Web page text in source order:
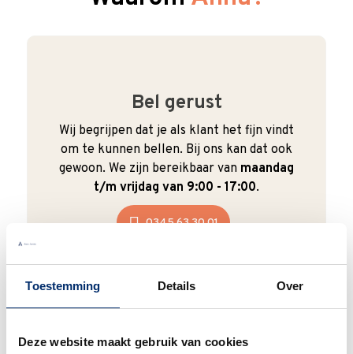
Toestemming Details Over
Deze website maakt gebruik van cookies
Bel gerust
Wij begrijpen dat je als klant het fijn vindt
om te kunnen bellen. Bij ons kan dat ook
gewoon. We zijn bereikbaar van maandag
t/m vrijdag van 9:00 - 17:00.
0345 63 30 01
Duurzaam